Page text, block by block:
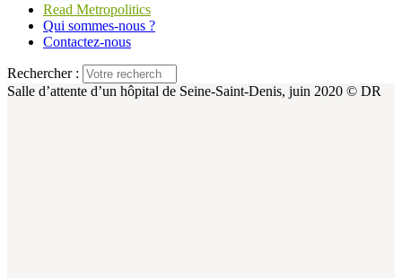
Read Metropolitics
Qui sommes-nous ?
Contactez-nous
Rechercher :
Salle d’attente d’un hôpital de Seine-Saint-Denis, juin 2020 © DR